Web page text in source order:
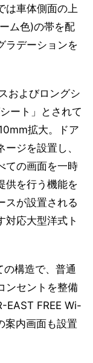
は車体側面の上
ム色)の帯を配
ラデーションを
およびロングシ
ート」とされて
拡大。ドア
ジを設置し、
ての画面を一時
供を行う機能を
スが設置される
対応大型洋式ト
の構造で、普通
ンセントを整備
EAST FREE Wi-
案内画面も設置